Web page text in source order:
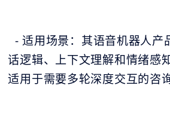
- 适用场景：其语音机器人产
话逻辑、上下文理解和情绪感
适用于需要多轮深度交互的咨